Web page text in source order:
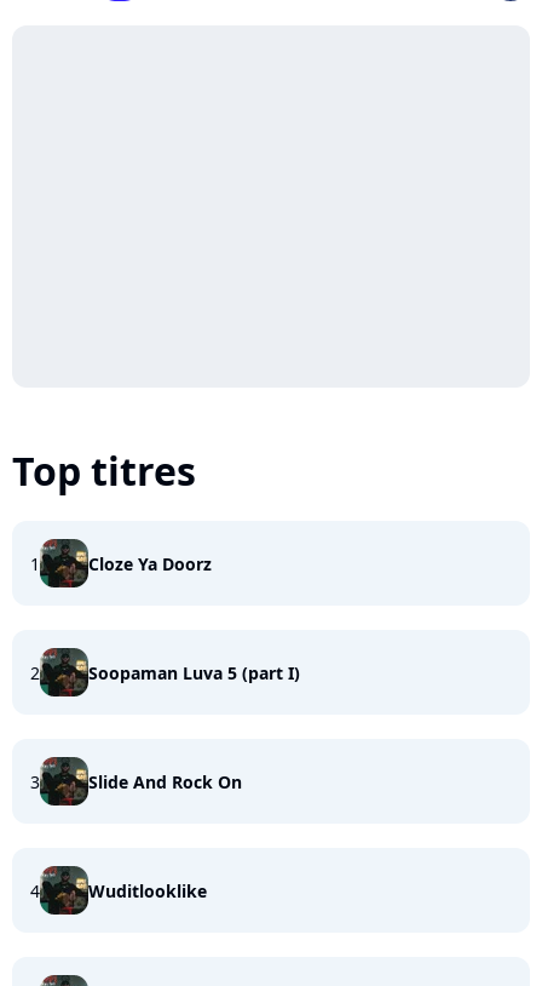
Top titres
1 Cloze Ya Doorz
2 Soopaman Luva 5 (part I)
3 Slide And Rock On
4 Wuditlooklike